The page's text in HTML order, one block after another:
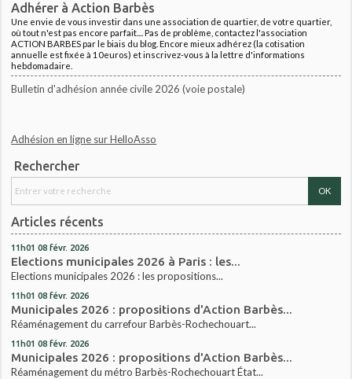
Adhérer à Action Barbès
Une envie de vous investir dans une association de quartier, de votre quartier,
où tout n'est pas encore parfait.... Pas de problème, contactez l'association
ACTION BARBES par le biais du blog. Encore mieux adhérez (la cotisation
annuelle est fixée à 10euros) et inscrivez-vous à la lettre d'informations
hebdomadaire.
Bulletin d'adhésion année civile 2026 (voie postale)
Adhésion en ligne sur HelloAsso
Rechercher
Articles récents
11h01 08 févr. 2026
Elections municipales 2026 à Paris : les...
Elections municipales 2026 : les propositions...
11h01 08 févr. 2026
Municipales 2026 : propositions d'Action Barbès...
Réaménagement du carrefour Barbès-Rochechouart...
11h01 08 févr. 2026
Municipales 2026 : propositions d'Action Barbès...
Réaménagement du métro Barbès-Rochechouart État...